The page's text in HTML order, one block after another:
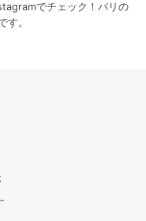
でチェック！パリの
す。